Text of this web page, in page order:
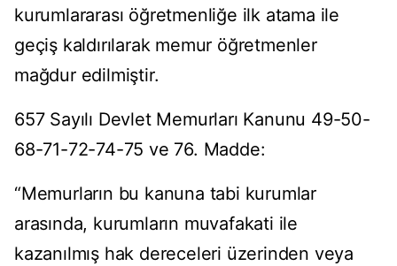
kurumlararası öğretmenliğe ilk atama ile
geçiş kaldırılarak memur öğretmenler
mağdur edilmiştir.
657 Sayılı Devlet Memurları Kanunu 49-50-
68-71-72-74-75 ve 76. Madde:
“Memurların bu kanuna tabi kurumlar
arasında, kurumların muvafakati ile
kazanılmış hak dereceleri üzerinden veya